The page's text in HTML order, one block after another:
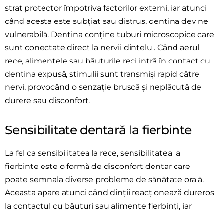
strat protector împotriva factorilor externi, iar atunci
când acesta este subțiat sau distrus, dentina devine
vulnerabilă. Dentina conține tuburi microscopice care
sunt conectate direct la nervii dintelui. Când aerul
rece, alimentele sau băuturile reci intră în contact cu
dentina expusă, stimulii sunt transmiși rapid către
nervi, provocând o senzație bruscă și neplăcută de
durere sau disconfort.
Sensibilitate dentară la fierbinte
La fel ca sensibilitatea la rece, sensibilitatea la
fierbinte este o formă de disconfort dentar care
poate semnala diverse probleme de sănătate orală.
Aceasta apare atunci când dinții reacționează dureros
la contactul cu băuturi sau alimente fierbinți, iar